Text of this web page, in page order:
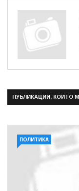
ПУБЛИКАЦИИ, КОИТО
ПОЛИТИКА